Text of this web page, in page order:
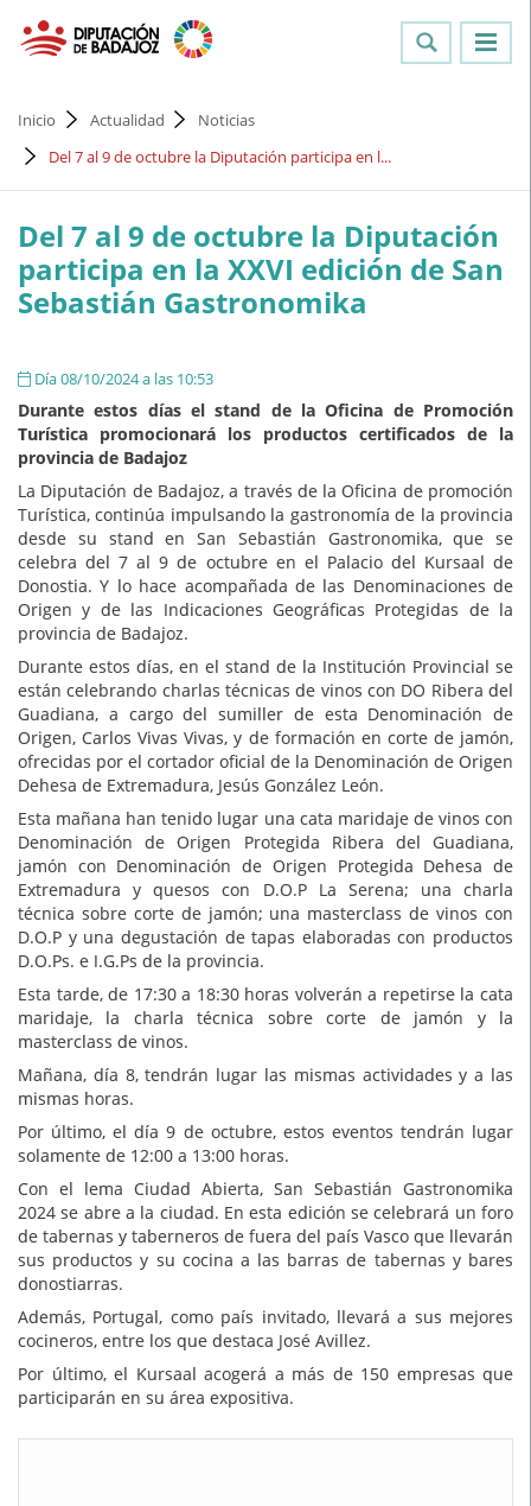
Inicio Actualidad
Noticias
Del 7 al 9 de octubre la Diputación participa en l...
Del 7 al 9 de octubre la Diputación
participa en la XXVI edición de San
Sebastián Gastronomika
Día 08/10/2024 a las 10:53
Durante estos días el stand de la Oficina de Promoción
Turística promocionará los productos certificados de la
provincia de Badajoz
La Diputación de Badajoz, a través de la Oficina de promoción
Turística, continúa impulsando la gastronomía de la provincia
desde su stand en San Sebastián Gastronomika, que se
celebra del 7 al 9 de octubre en el Palacio del Kursaal de
Donostia. Y lo hace acompañada de las Denominaciones de
Origen y de las Indicaciones Geográficas Protegidas de la
provincia de Badajoz.
Durante estos días, en el stand de la Institución Provincial se
están celebrando charlas técnicas de vinos con DO Ribera del
Guadiana, a cargo del sumiller de esta Denominación de
Origen, Carlos Vivas Vivas, y de formación en corte de jamón,
ofrecidas por el cortador oficial de la Denominación de Origen
Dehesa de Extremadura, Jesús González León.
Esta mañana han tenido lugar una cata maridaje de vinos con
Denominación de Origen Protegida Ribera del Guadiana,
jamón con Denominación de Origen Protegida Dehesa de
Extremadura y quesos con D.O.P La Serena; una charla
técnica sobre corte de jamón; una masterclass de vinos con
D.O.P y una degustación de tapas elaboradas con productos
D.O.Ps. e I.G.Ps de la provincia.
Esta tarde, de 17:30 a 18:30 horas volverán a repetirse la cata
maridaje, la charla técnica sobre corte de jamón y la
masterclass de vinos.
Mañana, día 8, tendrán lugar las mismas actividades y a las
mismas horas.
Por último, el día 9 de octubre, estos eventos tendrán lugar
solamente de 12:00 a 13:00 horas.
Con el lema Ciudad Abierta, San Sebastián Gastronomika
2024 se abre a la ciudad. En esta edición se celebrará un foro
de tabernas y taberneros de fuera del país Vasco que llevarán
sus productos y su cocina a las barras de tabernas y bares
donostiarras.
Además, Portugal, como país invitado, llevará a sus mejores
cocineros, entre los que destaca José Avillez.
Por último, el Kursaal acogerá a más de 150 empresas que
participarán en su área expositiva.